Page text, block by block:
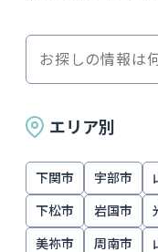
エリア別
下関市 宇部市
下松市 岩国市
美祢市 周南市